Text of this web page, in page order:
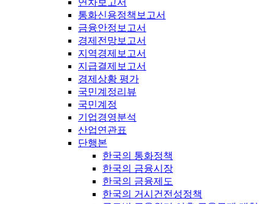
연차보고서
통화신용정책보고서
금융안정보고서
경제전망보고서
지역경제보고서
지급결제보고서
경제상황 평가
국민계정리뷰
국민계정
기업경영분석
산업연관표
단행본
한국의 통화정책
한국의 금융시장
한국의 금융제도
한국의 거시건전성정책